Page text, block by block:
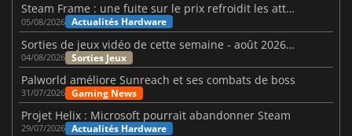
Steam Frame : une fuite sur le prix refroidit les attentes VR
05/08/2026 Actualités Hardware
Sorties de jeux vidéo de cette semaine - août 2026 (semaine 32)
04/08/2026 Sorties Jeux
Palworld améliore Sunreach et ses combats de boss
31/07/2026 Gaming News
Projet Helix : Microsoft pourrait abandonner Steam
29/07/2026 Actualités Hardware